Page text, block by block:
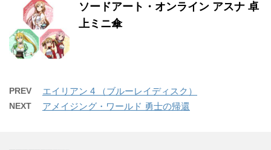
ソードアート・オンライン アスナ 卓
上ミニ傘
PREV エイリアン 4 （ブルーレイディスク）
NEXT アメイジング・ワールド 勇士の帰還